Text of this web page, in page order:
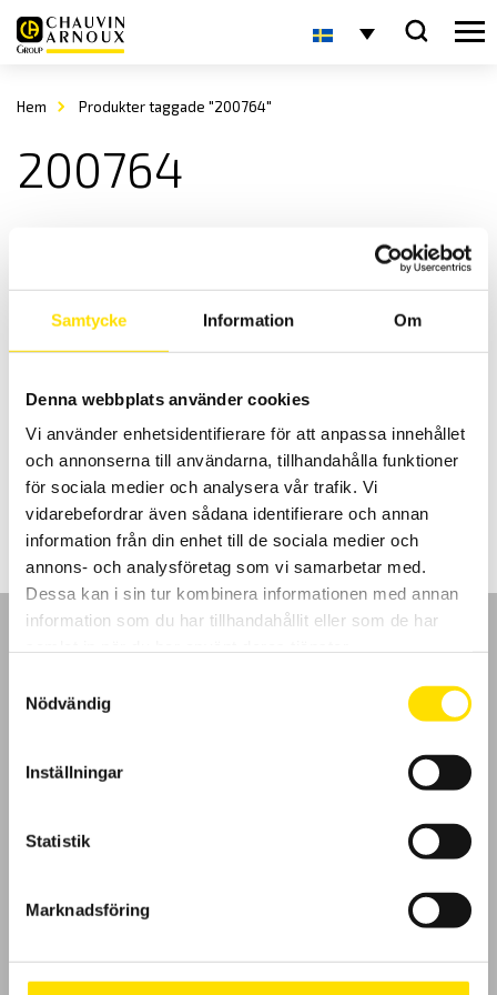
Samtycke Information Om
Denna webbplats använder cookies
Vi använder enhetsidentifierare för att anpassa innehållet
och annonserna till användarna, tillhandahålla funktioner
för sociala medier och analysera vår trafik. Vi
vidarebefordrar även sådana identifierare och annan
information från din enhet till de sociala medier och
annons- och analysföretag som vi samarbetar med.
Dessa kan i sin tur kombinera informationen med annan
information som du har tillhandahållit eller som de har
Nödvändig
Inställningar
Statistik
Marknadsföring
Hem Produkter taggade "200764"
200764
ETL Provkabel PE med 4-polig kontakt och magnet
Provkabel för säker testning vid högspänningsprov.
LÄS MER